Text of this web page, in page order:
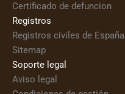
Certificado de defuncion
Registros
Registros civiles de España
Sitemap
Soporte legal
Aviso legal